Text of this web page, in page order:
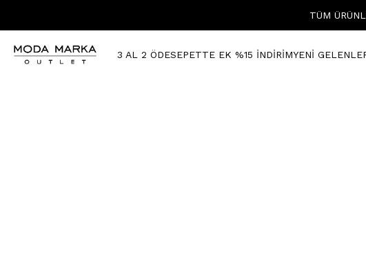
TÜM
3 AL 2 ÖDESEPETTE EK %15 İNDİRİMYENİ